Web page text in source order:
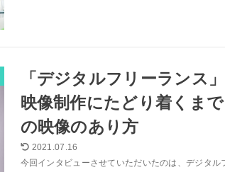
「デジタルフリーランス
映像制作にたどり着くま
の映像のあり方
2021.07.16
今回インタビューさせていただいたのは、デジタル